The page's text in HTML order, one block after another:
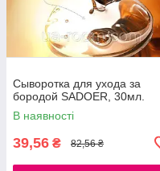
Сыворотка для ухода за
бородой SADOER, 30мл.
В наявності
39,56 ₴ 82,56 ₴